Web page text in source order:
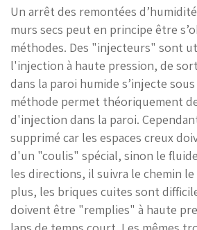
Un arrêt des remontées
murs secs peut en principe être
méthodes. Des "injecteurs" sont
l'injection à haute pression, de
dans la paroi humide s’injecte
méthode permet théoriquement
d'injection dans la paroi.
supprimé car les espaces creux
d'un "coulis" spécial, sinon le
les directions, il suivra le chemin
plus, les briques cuites sont
doivent être "remplies" à haute